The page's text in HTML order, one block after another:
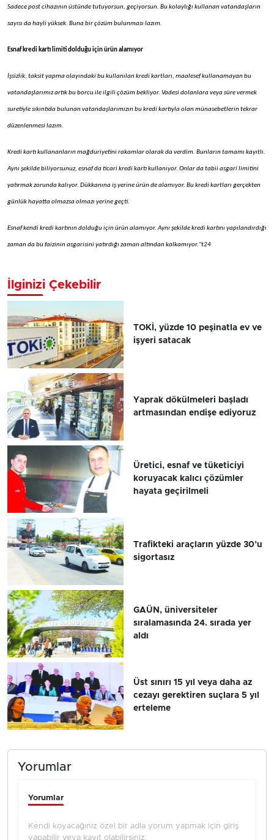
Sadece post cihazının üstünde tutuyorsun, geçiyorsun. Bu kolaylığı kullanan vatandaşların
sayısı da hayli yüksek. Buna bir çözüm bulunması lazım.
Esnaf kredi kartı limiti dolduğu için ürün alamıyor
İşsizlik, taksit yapma olayındaki bu kullanılan kredi kartları, maalesef kullanamayan bu
vatandaşlarımız artık bu borcu ile ilgili çözüm bekliyor. Vadesi dolanlara veya süre vermek
suretiyle sıkıntıda bulunan vatandaşlarımızın bu kredi kartıyla olan münasebetlerin tekrar
düzenlenmesi lazım.
Kredi kartı kullananların mağduriyetini rakamlar olarak da verdim. Bunların tamamı kayıtlı.
Aynı şekilde biliyorsunuz, esnaf da ticari kredi kartı kullanıyor. Onlar da tabii asgari limitini
yatırmak zorunda kalıyor. Dükkanına iş yerine ürün de alamıyor. Bu kredi kartları gerçekten
günlük hayatta olmazsa olmazı yerine geçti.
Esnaf kendi kredi kartının dolduğu için ürün alamıyor. Aynı şekilde kredi kartını yapılandırdığı
zaman da bu faizinin asgarisini yatırdığı zaman altından kalkamıyor."t24
İlginizi Çekebilir
TOKİ, yüzde 10 peşinatla ev ve
işyeri satacak
Yaprak dökülmeleri başladı
artmasından endişe ediyoruz
Üretici, esnaf ve tüketiciyi
koruyacak kalıcı çözümler
hayata geçirilmeli
Trafikteki araçların yüzde 30’u
sigortasız
GAÜN, üniversiteler
sıralamasında 24. sırada yer
aldı
Üst sınırı 15 yıl veya daha az
cezayı gerektiren suçlara 5 yıl
erteleme
Yorumlar
Yorumlar
Kendi koyacağınız özel bir adla yorum yapmak için giriş
yapabilir veya kayıt olabilirsiniz.